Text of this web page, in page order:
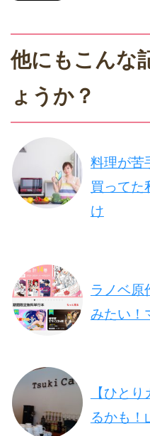
他にもこんな
ょうか？
料理が苦
買ってた
け
ラノベ原
みたい！
【ひと
るかも！